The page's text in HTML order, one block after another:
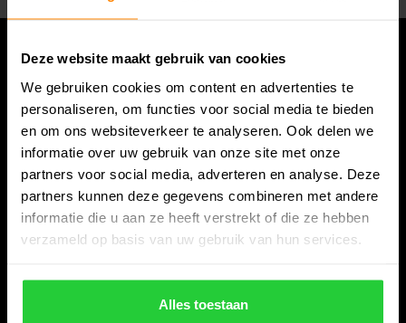
Deze website maakt gebruik van cookies
We gebruiken cookies om content en advertenties te
personaliseren, om functies voor social media te bieden
en om ons websiteverkeer te analyseren. Ook delen we
informatie over uw gebruik van onze site met onze
partners voor social media, adverteren en analyse. Deze
partners kunnen deze gegevens combineren met andere
informatie die u aan ze heeft verstrekt of die ze hebben
verzameld op basis van uw gebruik van hun services.
Alles toestaan
Bespanracket.nl is dé racketspecialist van Lelystad en
omstreken.
Snijdersstraat 6
8224 AA Lelystad